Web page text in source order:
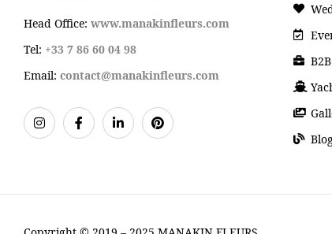
Head Office: www.manakinfleurs.com
Tel: +33 7 86 60 04 98
Email: contact@manakinfleurs.com
B2B